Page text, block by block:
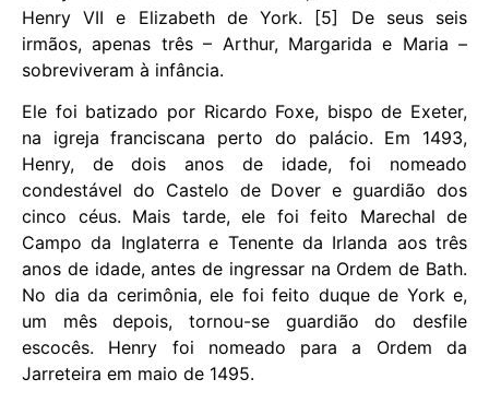
Henry VII e Elizabeth de York. [5] De seus seis
irmãos, apenas três – Arthur, Margarida e Maria –
sobreviveram à infância.
Ele foi batizado por Ricardo Foxe, bispo de Exeter,
na igreja franciscana perto do palácio. Em 1493,
Henry, de dois anos de idade, foi nomeado
condestável do Castelo de Dover e guardião dos
cinco céus. Mais tarde, ele foi feito Marechal de
Campo da Inglaterra e Tenente da Irlanda aos três
anos de idade, antes de ingressar na Ordem de Bath.
No dia da cerimônia, ele foi feito duque de York e,
um mês depois, tornou-se guardião do desfile
escocês. Henry foi nomeado para a Ordem da
Jarreteira em maio de 1495.